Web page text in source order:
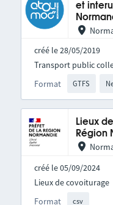
et
créé le 28/05/2019
Format GTFS
Transport public
Lieux
Région
créé le 05/09/2024
Format csv
Lieux de covoiturage